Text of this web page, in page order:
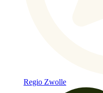
Regio Zwolle